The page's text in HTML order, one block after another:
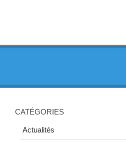
CATÉGORIES
Actualités